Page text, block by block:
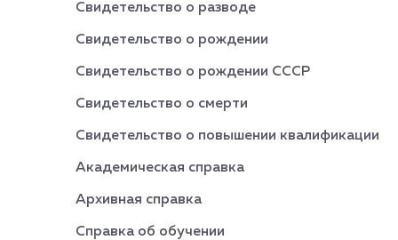
Свидетельство о разводе
Свидетельство о рождении
Свидетельство о рождении СССР
Свидетельство о смерти
Свидетельство о повышении квалификации
Академическая справка
Архивная справка
Справка об обучении